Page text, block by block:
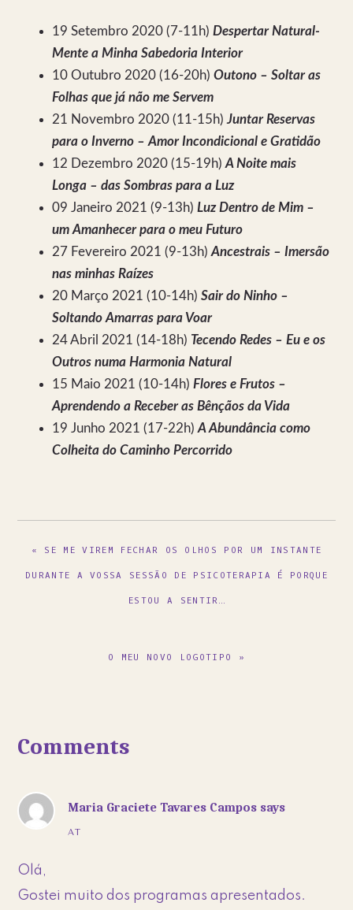
19 Setembro 2020 (7-11h)Despertar Natural-
Mente a Minha Sabedoria Interior
10 Outubro 2020 (16-20h)Outono – Soltar as
Folhas que já não me Servem
21 Novembro 2020 (11-15h)Juntar Reservas
para o Inverno – Amor Incondicional e Gratidão
12 Dezembro 2020 (15-19h)A Noite mais
Longa – das Sombras para a Luz
09 Janeiro 2021 (9-13h)Luz Dentro de Mim –
um Amanhecer para o meu Futuro
27 Fevereiro 2021 (9-13h)Ancestrais – Imersão
nas minhas Raízes
20 Março 2021 (10-14h)Sair do Ninho –
Soltando Amarras para Voar
24 Abril 2021 (14-18h) Tecendo Redes – Eu e os
Outros numa Harmonia Natural
15 Maio 2021 (10-14h)Flores e Frutos –
Aprendendo a Receber as Bênçãos da Vida
19 Junho 2021 (17-22h)A Abundância como
Colheita do Caminho Percorrido
PREVIOUS
« SE ME VIREM FECHAR OS OLHOS POR UM INSTANTE
DURANTE A VOSSA SESSÃO DE PSICOTERAPIA É PORQUE
ESTOU A SENTIR…
NEXT
O MEU NOVO LOGOTIPO »
Reader
Comments
Maria Graciete Tavares Campos says
AT
Olá,
Gostei muito dos programas apresentados.